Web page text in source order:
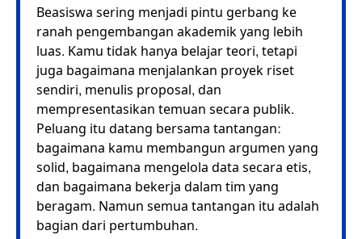
Beasiswa sering menjadi pintu gerbang ke
ranah pengembangan akademik yang lebih
luas. Kamu tidak hanya belajar teori, tetapi
juga bagaimana menjalankan proyek riset
sendiri, menulis proposal, dan
mempresentasikan temuan secara publik.
Peluang itu datang bersama tantangan:
bagaimana kamu membangun argumen yang
solid, bagaimana mengelola data secara etis,
dan bagaimana bekerja dalam tim yang
beragam. Namun semua tantangan itu adalah
bagian dari pertumbuhan.